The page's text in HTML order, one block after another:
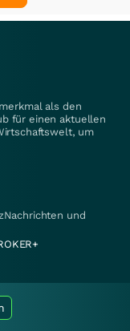
als den
für einen aktuellen
um
und